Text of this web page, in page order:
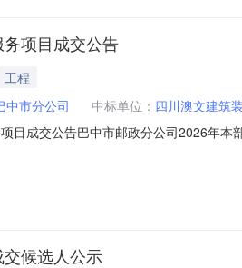
项目成交公告
工程
中市分公司 中标单位： 四川澳文建筑
目成交公告巴中市邮政分公司2026年
司官网（www.chinapost.com.cn）及
候选人公示